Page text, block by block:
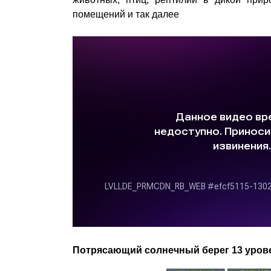
помещений и так далее
Потрясающий солнечный берег 13